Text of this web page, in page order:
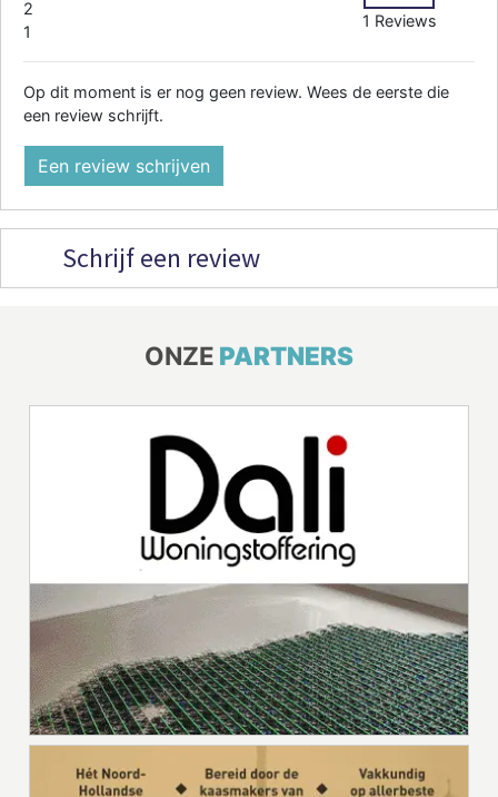
2
1
1 Reviews
Op dit moment is er nog geen review. Wees de eerste die
een review schrijft.
Een review schrijven
Schrijf een review
ONZE PARTNERS